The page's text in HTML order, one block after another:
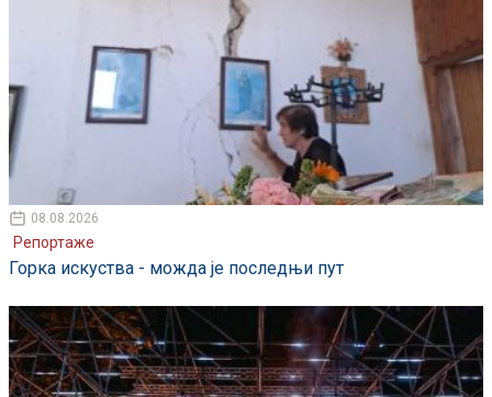
08.08.2026
Репортаже
Горка искуства - можда је последњи пут